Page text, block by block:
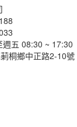
五 08:30 ~ 17:30
桐鄉中正路2-10號